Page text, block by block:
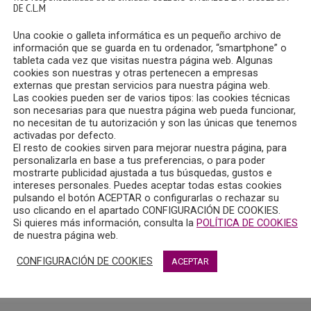
en Radio Chinchilla el sábado, 11 de mayo de 2024,
de la Junta de Gobierno del Colegio Oficial de Psicología
con Radio Chinchilla en el magazine “Quiero estar
DE C.L.M
Una cookie o galleta informática es un pequeño archivo de
información que se guarda en tu ordenador, “smartphone” o
tableta cada vez que visitas nuestra página web. Algunas
cookies son nuestras y otras pertenecen a empresas
externas que prestan servicios para nuestra página web.
Las cookies pueden ser de varios tipos: las cookies técnicas
son necesarias para que nuestra página web pueda funcionar,
no necesitan de tu autorización y son las únicas que tenemos
activadas por defecto.
El resto de cookies sirven para mejorar nuestra página, para
personalizarla en base a tus preferencias, o para poder
mostrarte publicidad ajustada a tus búsquedas, gustos e
intereses personales. Puedes aceptar todas estas cookies
pulsando el botón ACEPTAR o configurarlas o rechazar su
uso clicando en el apartado CONFIGURACIÓN DE COOKIES.
Si quieres más información, consulta la POLÍTICA DE COOKIES
de nuestra página web.
CONFIGURACIÓN DE COOKIES ACEPTAR